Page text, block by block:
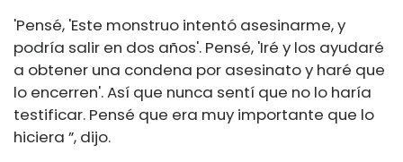
'Pensé, 'Este monstruo intentó asesinarme, y
podría salir en dos años'. Pensé, 'Iré y los ayudaré
a obtener una condena por asesinato y haré que
lo encerren'. Así que nunca sentí que no lo haría
testificar. Pensé que era muy importante que lo
hiciera ”, dijo.